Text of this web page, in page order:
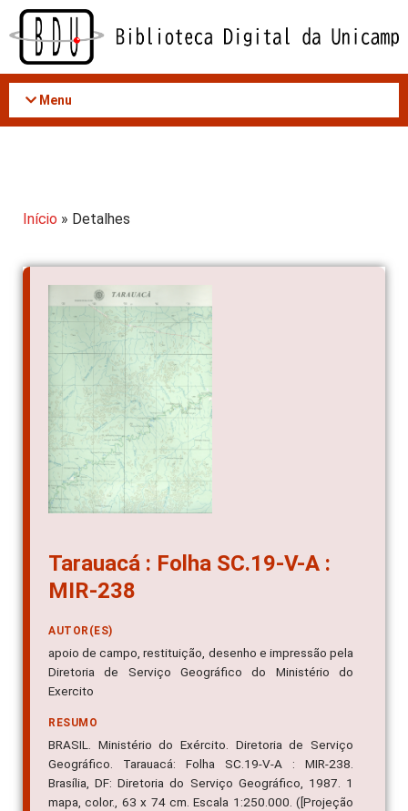
Acessar
conteúdo
Menu
Início » Detalhes
Tarauacá : Folha SC.19-V-A :
MIR-238
AUTOR(ES)
apoio de campo, restituição, desenho e impressão pela
Diretoria de Serviço Geográfico do Ministério do
Exercito
RESUMO
BRASIL. Ministério do Exército. Diretoria de Serviço
Geográfico. Tarauacá: Folha SC.19-V-A : MIR-238.
Brasília, DF: Diretoria do Serviço Geográfico, 1987. 1
mapa, color., 63 x 74 cm. Escala 1:250.000. ([Projeção